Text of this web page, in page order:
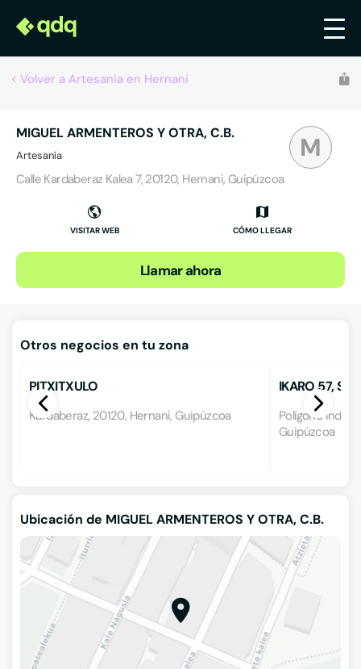
Volver a Artesania en Hernani
M
MIGUEL ARMENTEROS Y OTRA, C.B.
Artesanía
Calle Kardaberaz Kalea 7, 20120, Hernani, Guipúzcoa
VISITAR WEB CÓMO LLEGAR
Llamar ahora
Otros negocios en tu zona
PITXITXULO
Kardaberaz, 20120, Hernani, Guipúzcoa
IKARO 57, S.L.
Polígono
Guipúzcoa
Ubicación de MIGUEL ARMENTEROS Y OTRA, C.B.